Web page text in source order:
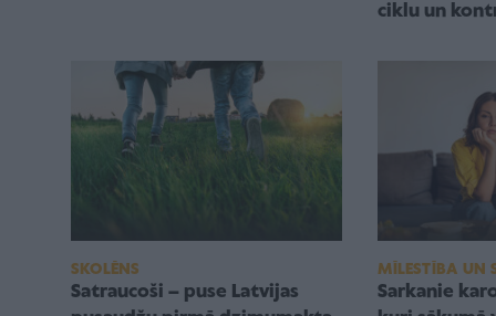
ciklu un
SKOLĒNS
Satraucoši – puse Latvijas
MĪLESTĪBA UN
Sarkanie